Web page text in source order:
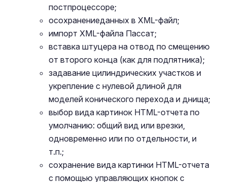
постпроцессоре;
oсохранениеданных в XML-файл;
импорт XML-файла Пассат;
вставка штуцера на отвод по смещению
от второго конца (как для подпятника);
задавание цилиндрических участков и
укрепление с нулевой длиной для
моделей конического перехода и днища;
выбор вида картинок HTML-отчета по
умолчанию: общий вид или врезки,
одновременно или по отдельности, и
т.п.;
сохранение вида картинки HTML-отчета
с помощью управляющих кнопок с